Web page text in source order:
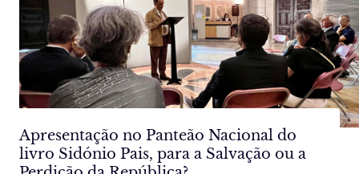
Apresentação no Panteão Nacional do
livro Sidónio Pais, para a Salvação ou a